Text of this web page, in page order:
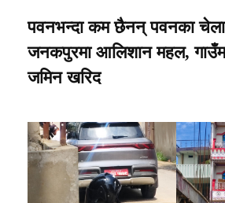
पवनभन्दा कम छैनन् पवनका चेला
जनकपुरमा आलिशान महल, गाउँमा
जमिन खरिद